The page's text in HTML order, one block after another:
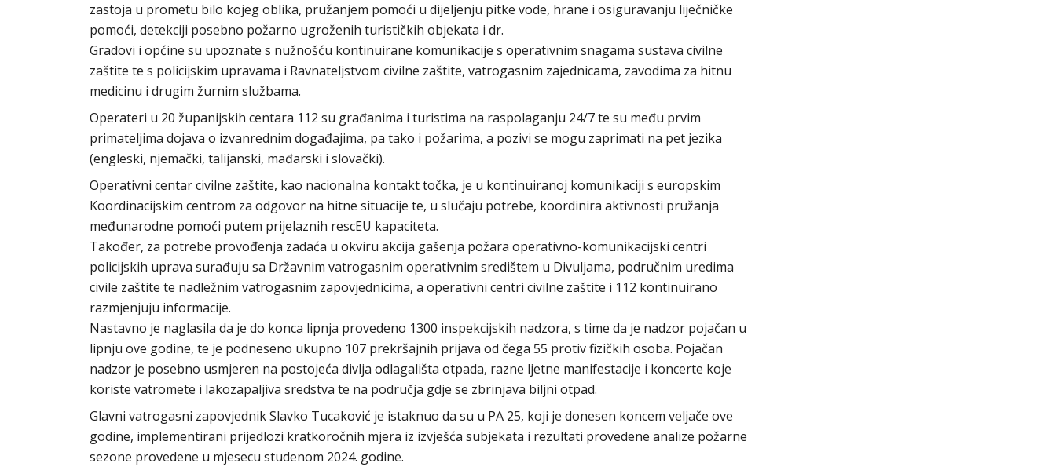
zastoja u prometu bilo kojeg oblika, pružanjem pomoći u dijeljenju pitke vode, hrane i osiguravanju liječničke
pomoći, detekciji posebno požarno ugroženih turističkih objekata i dr.
Gradovi i općine su upoznate s nužnošću kontinuirane komunikacije s operativnim snagama sustava civilne
zaštite te s policijskim upravama i Ravnateljstvom civilne zaštite, vatrogasnim zajednicama, zavodima za hitnu
medicinu i drugim žurnim službama.
Operateri u 20 županijskih centara 112 su građanima i turistima na raspolaganju 24/7 te su među prvim
primateljima dojava o izvanrednim događajima, pa tako i požarima, a pozivi se mogu zaprimati na pet jezika
(engleski, njemački, talijanski, mađarski i slovački).
Operativni centar civilne zaštite, kao nacionalna kontakt točka, je u kontinuiranoj komunikaciji s europskim
Koordinacijskim centrom za odgovor na hitne situacije te, u slučaju potrebe, koordinira aktivnosti pružanja
međunarodne pomoći putem prijelaznih rescEU kapaciteta.
Također, za potrebe provođenja zadaća u okviru akcija gašenja požara operativno-komunikacijski centri
policijskih uprava surađuju sa Državnim vatrogasnim operativnim središtem u Divuljama, područnim uredima
civile zaštite te nadležnim vatrogasnim zapovjednicima, a operativni centri civilne zaštite i 112 kontinuirano
razmjenjuju informacije.
Nastavno je naglasila da je do konca lipnja provedeno 1300 inspekcijskih nadzora, s time da je nadzor pojačan u
lipnju ove godine, te je podneseno ukupno 107 prekršajnih prijava od čega 55 protiv fizičkih osoba. Pojačan
nadzor je posebno usmjeren na postojeća divlja odlagališta otpada, razne ljetne manifestacije i koncerte koje
koriste vatromete i lakozapaljiva sredstva te na područja gdje se zbrinjava biljni otpad.
Glavni vatrogasni zapovjednik Slavko Tucaković je istaknuo da su u PA 25, koji je donesen koncem veljače ove
godine, implementirani prijedlozi kratkoročnih mjera iz izvješća subjekata i rezultati provedene analize požarne
sezone provedene u mjesecu studenom 2024. godine.